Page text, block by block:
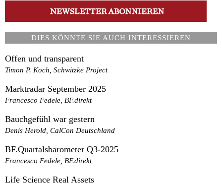
DIES KÖNNTE SIE AUCH INTERESSIEREN
Offen und transparent
Timon P. Koch, Schwitzke Project
Marktradar September 2025
Francesco Fedele, BF.direkt
Bauchgefühl war gestern
Denis Herold, CalCon Deutschland
BF.Quartalsbarometer Q3-2025
Francesco Fedele, BF.direkt
Life Science Real Assets